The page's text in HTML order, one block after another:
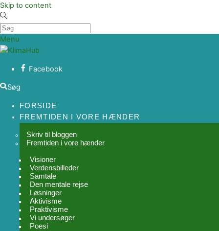
Skip to content
Menu
Facebook
Søg
FORSIDE
FREMTIDEN I VORE HÆNDER
Skriv til bloggen
Fremtiden i vore hænder
Visioner
Verdensbilleder
Samtale
Den mentale rejse
Løsninger
Aktivisme
Praktivisme
Vi undersøger
Poesi